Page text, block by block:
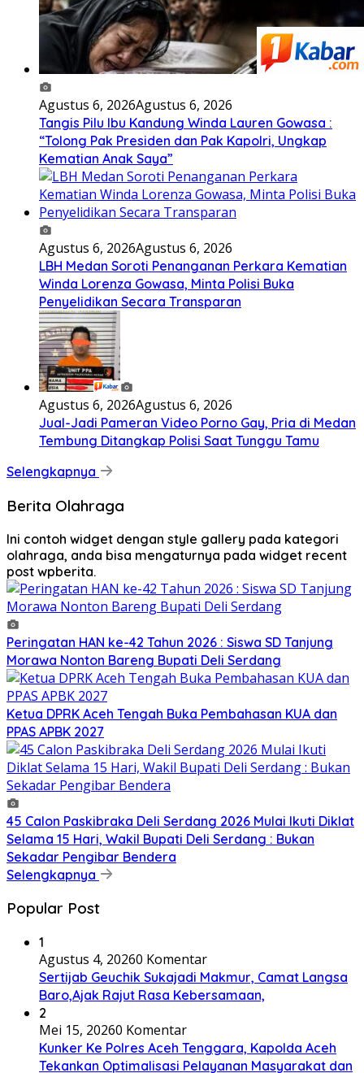
Agustus 6, 2026Agustus 6, 2026
Tangis Pilu Ibu Kandung Winda Lauren Gowasa :
“Tolong Pak Presiden dan Pak Kapolri, Ungkap
Kematian Anak Saya”
Agustus 6, 2026Agustus 6, 2026
‎LBH Medan Soroti Penanganan Perkara Kematian
Winda Lorenza Gowasa, Minta Polisi Buka
Penyelidikan Secara Transparan
Agustus 6, 2026Agustus 6, 2026
Jual-Jadi Pameran Video Porno Gay, Pria di Medan
Tembung Ditangkap Polisi Saat Tunggu Tamu
Selengkapnya
Berita Olahraga
Ini contoh widget dengan style gallery pada kategori
olahraga, anda bisa mengaturnya pada widget recent
post wpberita.
Peringatan HAN ke-42 Tahun 2026 : Siswa SD Tanjung
Morawa Nonton Bareng Bupati Deli Serdang
Ketua DPRK Aceh Tengah Buka Pembahasan KUA dan
PPAS APBK 2027
45 Calon Paskibraka Deli Serdang 2026 Mulai Ikuti Diklat
Selama 15 Hari, Wakil Bupati Deli Serdang : Bukan
Sekadar Pengibar Bendera
Selengkapnya
Popular Post
1
Agustus 4, 20260 Komentar
Sertijab Geuchik Sukajadi Makmur, Camat Langsa
Baro,Ajak Rajut Rasa Kebersamaan,
2
Mei 15, 20260 Komentar
Kunker Ke Polres Aceh Tenggara, Kapolda Aceh
Tekankan Optimalisasi Pelayanan Masyarakat dan